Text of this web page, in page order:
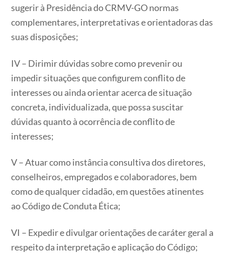
sugerir à Presidência do CRMV-GO normas
complementares, interpretativas e orientadoras das
suas disposições;
IV – Dirimir dúvidas sobre como prevenir ou
impedir situações que configurem conflito de
interesses ou ainda orientar acerca de situação
concreta, individualizada, que possa suscitar
dúvidas quanto à ocorrência de conflito de
interesses;
V – Atuar como instância consultiva dos diretores,
conselheiros, empregados e colaboradores, bem
como de qualquer cidadão, em questões atinentes
ao Código de Conduta Ética;
VI – Expedir e divulgar orientações de caráter geral a
respeito da interpretação e aplicação do Código;